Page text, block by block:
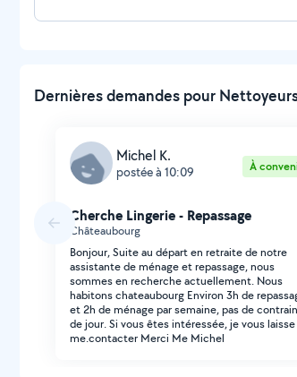
Dernières demandes pour
Michel K.
postée à 10:09 À
Cherche Lingerie - Repassage
Châteaubourg
Bonjour, Suite au départ en retraite de notre
assistante de ménage et repassage, nous
sommes en recherche actuellement. Nous
habitons chateaubourg Environ 3h de
et 2h de ménage par semaine, pas de
de jour. Si vous êtes intéressée, je vous laisse
me.contacter Merci Me Michel